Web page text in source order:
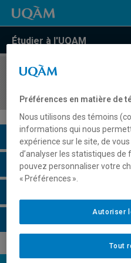
Étudier à l'UQAM
COURS//
Description du cours
Horaire - Été 2026
Préférences en matière de
Nous utilisons des témoins
informations qui nous
expérience sur le site, de
d’analyser les statistiques
pouvez personnaliser votre
« Préférences ».
Tout
Autoriser